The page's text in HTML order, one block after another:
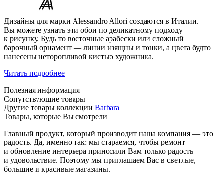
Дизайны для марки Alessandro Allori создаются в Италии.
Вы можете узнать эти обои по деликатному подходу
к рисунку. Будь то восточные арабески или сложный
барочный орнамент — линии изящны и тонки, а цвета будто
нанесены неторопливой кистью художника.
Читать подробнее
Полезная информация
Сопутствующие товары
Другие товары коллекции Barbara
Товары, которые Вы смотрели
Главный продукт, который производит наша компания — это
радость. Да, именно так: мы стараемся, чтобы ремонт
и обновление интерьера приносили Вам только радость
и удовольствие. Поэтому мы приглашаем Вас в светлые,
большие и красивые магазины.